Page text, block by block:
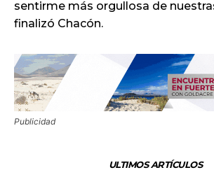
sentirme más orgullosa de
finalizó Chacón.
Publicidad
ULTIMOS ARTÍCULOS